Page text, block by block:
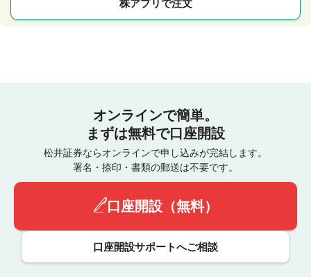
株アプリで注文
オンラインで簡単。
まずは無料で口座開設
松井証券ならオンラインで申し込みが完結します。
署名・捺印・書類の郵送は不要です。
口座開設（無料）
口座開設サポートへご相談